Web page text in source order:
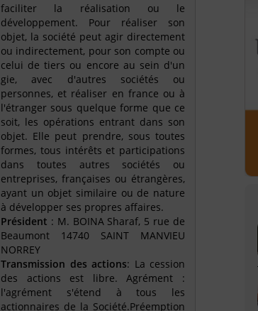
faciliter la réalisation ou le
développement. Pour réaliser son
objet, la société peut agir directement
ou indirectement, pour son compte ou
celui de tiers ou encore au sein d'un
gie, avec d'autres sociétés ou
personnes, et réaliser en france ou à
l'étranger sous quelque forme que ce
soit, les opérations entrant dans son
objet. Elle peut prendre, sous toutes
formes, tous intérêts et participations
dans toutes autres sociétés ou
entreprises, françaises ou étrangères,
ayant un objet similaire ou de nature
à développer ses propres affaires.
Président : M. BOINA Sharaf, 5 rue de
Beaumont 14740 SAINT MANVIEU
NORREY
Transmission des actions: La cession
des actions est libre. Agrément :
l'agrément s'étend à tous les
actionnaires de la Société.Préemption